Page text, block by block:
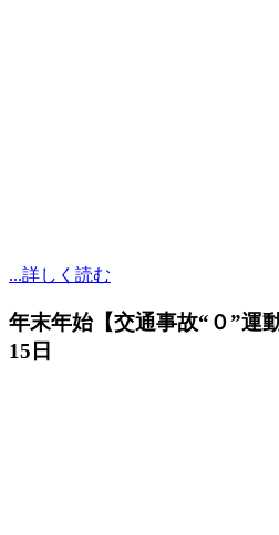
...詳しく読む
年末年始【交通事故“０”運
15日